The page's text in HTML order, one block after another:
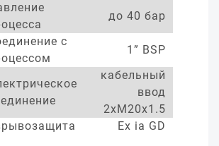
до 40 бар
с
1” BSP
кабельный
ввод
2xM20x1.5
Ex ia GD